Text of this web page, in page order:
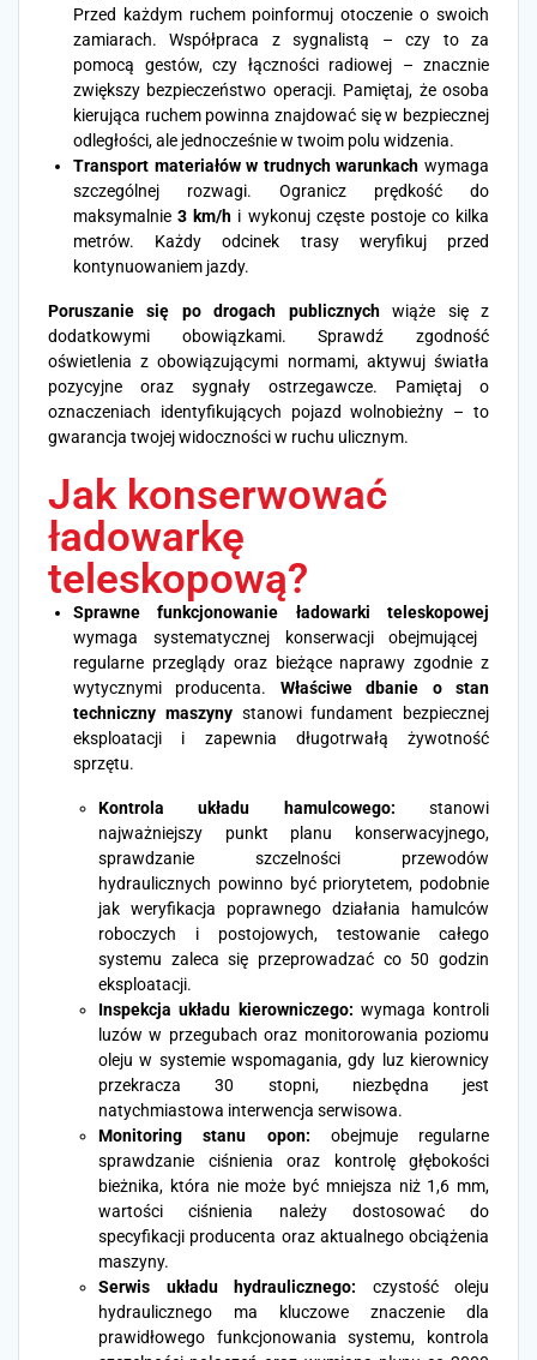
Przed każdym ruchem poinformuj otoczenie o swoich
zamiarach. Współpraca z sygnalistą – czy to za
pomocą gestów, czy łączności radiowej – znacznie
zwiększy bezpieczeństwo operacji. Pamiętaj, że osoba
kierująca ruchem powinna znajdować się w bezpiecznej
odległości, ale jednocześnie w twoim polu widzenia.
Transport materiałów w trudnych warunkach wymaga
szczególnej rozwagi. Ogranicz prędkość do
maksymalnie3 km/h i wykonuj częste postoje co kilka
metrów. Każdy odcinek trasy weryfikuj przed
kontynuowaniem jazdy.
Poruszanie się po drogach publicznychwiąże się z
dodatkowymi obowiązkami. Sprawdź zgodność
oświetlenia z obowiązującymi normami, aktywuj światła
pozycyjne oraz sygnały ostrzegawcze. Pamiętaj o
oznaczeniach identyfikujących pojazd wolnobieżny – to
gwarancja twojej widoczności w ruchu ulicznym.
Jak konserwować
ładowarkę
teleskopową?
Sprawne funkcjonowanie ładowarki teleskopowej
wymaga systematycznej konserwacji obejmującej
regularne przeglądy oraz bieżące naprawy zgodnie z
wytycznymi producenta. Właściwe dbanie o stan
techniczny maszynystanowi fundament bezpiecznej
eksploatacji i zapewnia długotrwałą żywotność
sprzętu.
Kontrola układu hamulcowego: stanowi
najważniejszy punkt planu konserwacyjnego,
sprawdzanie szczelności przewodów
hydraulicznych powinno być priorytetem, podobnie
jak weryfikacja poprawnego działania hamulców
roboczych i postojowych, testowanie całego
systemu zaleca się przeprowadzać co 50 godzin
eksploatacji.
Inspekcja układu kierowniczego: wymaga kontroli
luzów w przegubach oraz monitorowania poziomu
oleju w systemie wspomagania, gdy luz kierownicy
przekracza 30 stopni, niezbędna jest
natychmiastowa interwencja serwisowa.
Monitoring stanu opon: obejmuje regularne
sprawdzanie ciśnienia oraz kontrolę głębokości
bieżnika, która nie może być mniejsza niż 1,6 mm,
wartości ciśnienia należy dostosować do
specyfikacji producenta oraz aktualnego obciążenia
maszyny.
Serwis układu hydraulicznego: czystość oleju
hydraulicznego ma kluczowe znaczenie dla
prawidłowego funkcjonowania systemu, kontrola